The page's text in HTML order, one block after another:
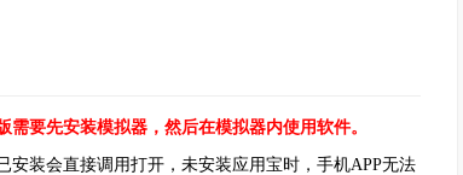
需要先安装模拟器，然后在模拟器内使用软件。
安装会直接调用打开，未安装应用宝时，手机APP无法